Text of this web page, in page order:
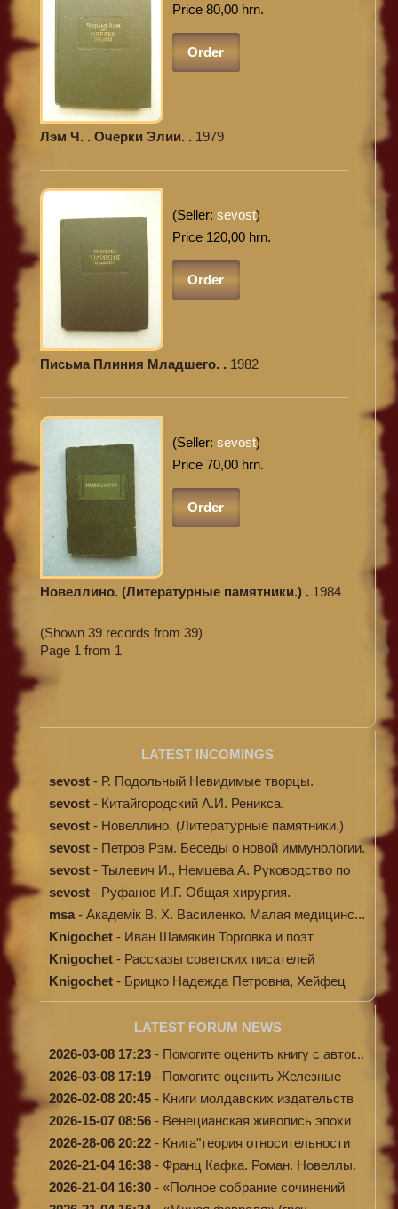
Price 80,00 hrn.
Order
Лэм Ч. . Очерки Элии. . 1979
(Seller: sevost)
Price 120,00 hrn.
Order
Письма Плиния Младшего. . 1982
(Seller: sevost)
Price 70,00 hrn.
Order
Новеллино. (Литературные памятники.) . 1984
(Shown 39 records from 39)
Page 1 from 1
LATEST INCOMINGS
sevost - Р. Подольный Невидимые творцы.
sevost - Китайгородский А.И. Реникса.
sevost - Новеллино. (Литературные памятники.)
sevost - Петров Рэм. Беседы о новой иммунологии.
sevost - Тылевич И., Немцева А. Руководство по
ме...
sevost - Руфанов И.Г. Общая хирургия.
msa - Академік В. Х. Василенко. Малая медицинс...
Knigochet - Иван Шамякин Торговка и поэт
Knigochet - Рассказы советских писателей
Knigochet - Брицко Надежда Петровна, Хейфец
Аркадий ...
LATEST FORUM NEWS
2026-03-08 17:23 - Помогите оценить книгу с автог...
2026-03-08 17:19 - Помогите оценить Железные
доро...
2026-02-08 20:45 - Книги молдавских издательств
2026-15-07 08:56 - Венецианская живопись эпохи
Во...
2026-28-06 20:22 - Книга"теория относительности
и...
2026-21-04 16:38 - Франц Кафка. Роман. Новеллы.
П...
2026-21-04 16:30 - «Полное собрание сочинений